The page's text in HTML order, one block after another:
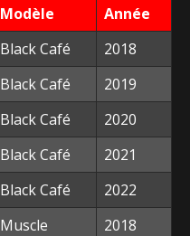
Modèle
Année
Black Café
2018
Black Café
2019
Black Café
2020
Black Café
2021
Black Café
2022
Muscle
2018